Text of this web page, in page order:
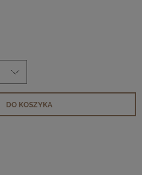
DO KOSZYKA